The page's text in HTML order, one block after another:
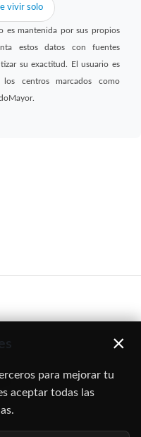
vivir solo
es mantenida por sus propios
estos datos con fuentes
su exactitud. El usuario es
centros marcados como
×
para mejorar tu
aceptar todas las